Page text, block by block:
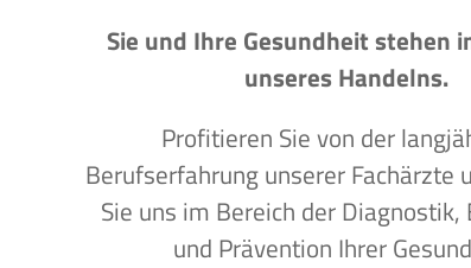
Sie und Ihre Gesundheit stehen
unseres Handelns.
Profitieren Sie von der
Berufserfahrung unserer Fachärzte
Sie uns im Bereich der Diagnostik,
und Prävention Ihrer